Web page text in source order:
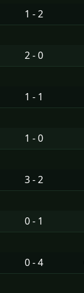
1 - 2
2 - 0
1 - 1
1 - 0
3 - 2
0 - 1
0 - 4